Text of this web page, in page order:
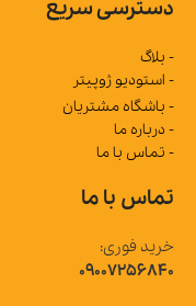
دسترسی سریع
- بلاگ
- استودیو ژوپیتر
- باشگاه مشتریان
- درباره ما
- تماس با ما
تماس با ما
خرید فوری:
09007256840